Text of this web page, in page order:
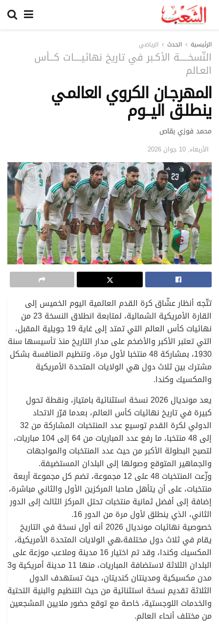
الرئيسية الحدث الرياضي
النّسخــــــة الأكـبر في تاريخ نهائيـــــات كـــأس
العـالم
المهرجـان الكروي العالمـي
ينطلـق اليـــوم
محمد فوزي بقاص
الأربعاء, 10 جوان 2026
تتّجه أنظار عشّاق كرة القدم العالمية اليوم الخميس إلى
القارة الأمريكية الشمالية، لمتابعة انطلاق النسخة 23 من
نهائيات كأس العالم التي تمتد إلى غاية 19 جويلية المقبل،
التي تعتبر الأكبر والأضخم على مدار التاريخ منذ تأسيسها سنة
1930، بمشاركة 48 منتخبا لأول مرة، وتنظيم المنافسة بشكل
مشترك بين ثلاث دول هي الولايات المتحدة الأمريكية
والمكسيك وكندا.
يعد مونديال 2026 نسخة استثنائية بامتياز، ونقطة تحول
كبيرة في تاريخ نهائيات كأس العالم، بعدما قرّر الاتحاد
الدولي لكرة القدم توسيع عدد المنتخبات المشاركة من 32
إلى 48 منتخبا، ما رفع عدد المباريات من 64 إلى 104 مباريات،
لتصبح البطولة الأكبر من حيث عدد المنتخبات والمواجهات
والجماهير المتوقع وصولها إلى البلدان المستضيفة.
وزّعت المنتخبات 48 على 12 مجموعة، تضم كل مجموعة أربعة
منتخبات، على أن يتأهل صاحبا المركزين الأول والثاني مباشرة،
إضافة إلى أفضل ثمانية منتخبات تحتل المركز الثالث إلى الدور
الثاني، الذي ينطلق لأول مرة من الدور 16.
خصوصية نهائيات مونديال 2026 أنه أول نسخة في التاريخ
يقام في ثلاث دول مختلفة،هي الولايات المتحدة الأمريكية،
المكسيك وكندا، وقد تم اختيار 16 مدينة وملاعب موزعة على
البلدان الثلاثة لاستضافة المباريات، منها 11 مدينة أمريكية و3
مدن مكسيكية ومدينتان كنديتان، حيث تستهدف الدول
الثلاثة تقديم نسخة استثنائية من حيث التنظيم والبنية التحتية
والخدمات اللوجستية، خاصة مع توقع حضور ملايين المشجعين
من مختلف أنحاء العالم.